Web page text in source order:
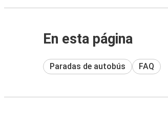
En esta página
Paradas de autobús FAQ